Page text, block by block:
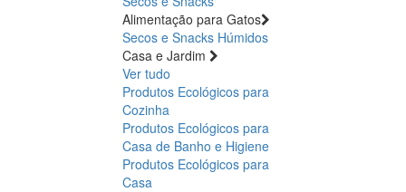
Alimentação para Gatos
Secos e Snacks Húmidos
Casa e Jardim
Ver tudo
Produtos Ecológicos para
Cozinha
Produtos Ecológicos para
Casa de Banho e Higiene
Produtos Ecológicos para
Casa